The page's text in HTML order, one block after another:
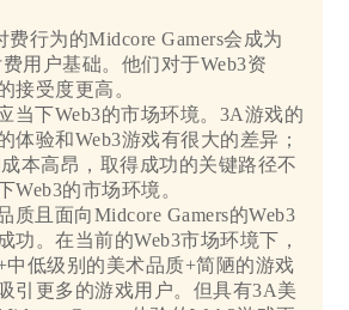
行为的Midcore Gamers会成为
用户基础。他们对于Web3资
接受度更高。
下Web3的市场环境。3A游戏的
体验和Web3游戏有很大的差异；
本高昂，取得成功的关键路径不
Web3的市场环境。
且面向Midcore Gamers的Web3
功。在当前的Web3市场环境下，
中低级别的美术品质+简陋的游戏
引更多的游戏用户。但具有3A美